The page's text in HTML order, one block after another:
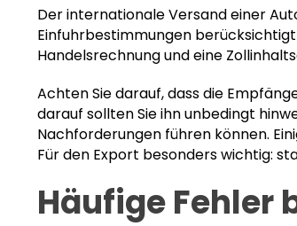
Der internationale Versand einer
Einfuhrbestimmungen
Handelsrechnung und eine
Achten Sie darauf, dass die
darauf sollten Sie ihn unbedingt
Nachforderungen führen können.
Für den Export besonders wichtig:
Häufige Fehler